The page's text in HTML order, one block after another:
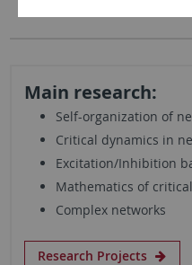
Main research:
Self-organization of
Critical dynamics in
Excitation/Inhibition
Mathematics of
Complex networks
Research Projects